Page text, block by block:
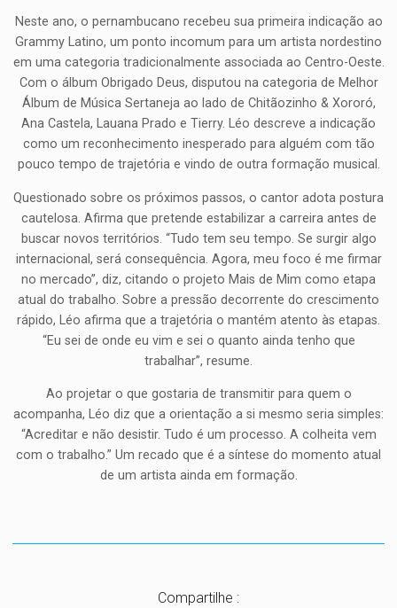
Neste ano, o pernambucano recebeu sua primeira indicação ao
Grammy Latino, um ponto incomum para um artista nordestino
em uma categoria tradicionalmente associada ao Centro-Oeste.
Com o álbum Obrigado Deus, disputou na categoria de Melhor
Álbum de Música Sertaneja ao lado de Chitãozinho & Xororó,
Ana Castela, Lauana Prado e Tierry. Léo descreve a indicação
como um reconhecimento inesperado para alguém com tão
pouco tempo de trajetória e vindo de outra formação musical.
Questionado sobre os próximos passos, o cantor adota postura
cautelosa. Afirma que pretende estabilizar a carreira antes de
buscar novos territórios. “Tudo tem seu tempo. Se surgir algo
internacional, será consequência. Agora, meu foco é me firmar
no mercado”, diz, citando o projeto Mais de Mim como etapa
atual do trabalho. Sobre a pressão decorrente do crescimento
rápido, Léo afirma que a trajetória o mantém atento às etapas.
“Eu sei de onde eu vim e sei o quanto ainda tenho que
trabalhar”, resume.
Ao projetar o que gostaria de transmitir para quem o
acompanha, Léo diz que a orientação a si mesmo seria simples:
“Acreditar e não desistir. Tudo é um processo. A colheita vem
com o trabalho.” Um recado que é a síntese do momento atual
de um artista ainda em formação.
Compartilhe :